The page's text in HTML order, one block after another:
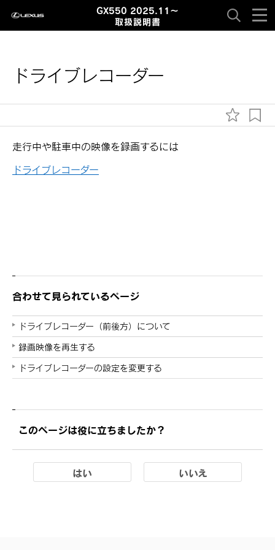
GX550 2025.11～
取扱説明書
ドライブレコーダー
走行中や駐車中の映像を録画するには
ドライブレコーダー
合わせて見られているページ
ドライブレコーダー（前後方）について
録画映像を再生する
ドライブレコーダーの設定を変更する
このページは役に立ちましたか？
はい いいえ